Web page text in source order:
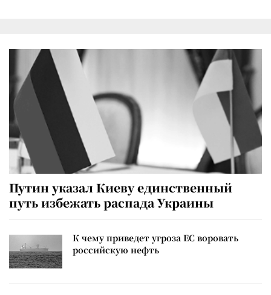
Путин указал Киеву единственный
путь избежать распада Украины
К чему приведет угроза ЕС воровать
российскую нефть